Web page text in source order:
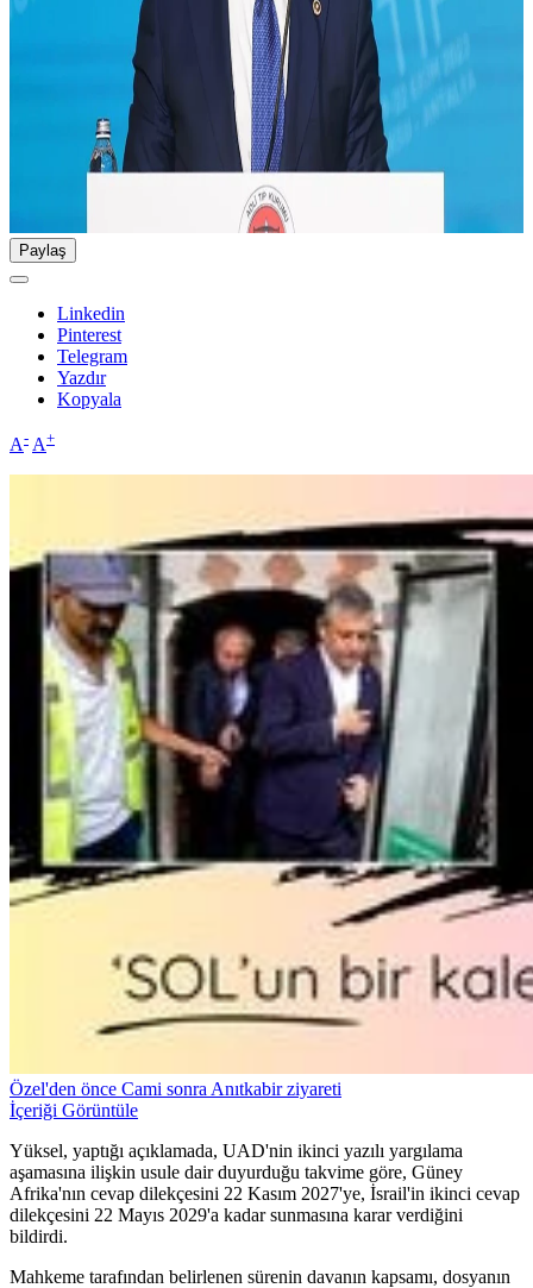
Paylaş
Linkedin
Pinterest
Telegram
Yazdır
Kopyala
A- A+
Özel'den önce Cami sonra Anıtkabir ziyareti
İçeriği Görüntüle
Yüksel, yaptığı açıklamada, UAD'nin ikinci yazılı yargılama
aşamasına ilişkin usule dair duyurduğu takvime göre, Güney
Afrika'nın cevap dilekçesini 22 Kasım 2027'ye, İsrail'in ikinci cevap
dilekçesini 22 Mayıs 2029'a kadar sunmasına karar verdiğini
bildirdi.
Mahkeme tarafından belirlenen sürenin davanın kapsamı, dosyanın